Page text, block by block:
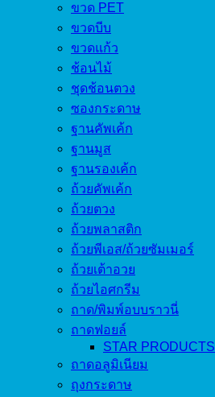
ขวด PET
ขวดบีบ
ขวดแก้ว
ช้อนไม้
ชุดช้อนตวง
ซองกระดาษ
ฐานคัพเค้ก
ฐานมูส
ฐานรองเค้ก
ถ้วยคัพเค้ก
ถ้วยตวง
ถ้วยพลาสติก
ถ้วยพีเอส/ถ้วยซัมเมอร์
ถ้วยเต้าอวย
ถ้วยไอศกรีม
ถาด/พิมพ์อบบราวนี่
ถาดฟอยล์
STAR PRODUCTS
ถาดอลูมิเนียม
ถุงกระดาษ